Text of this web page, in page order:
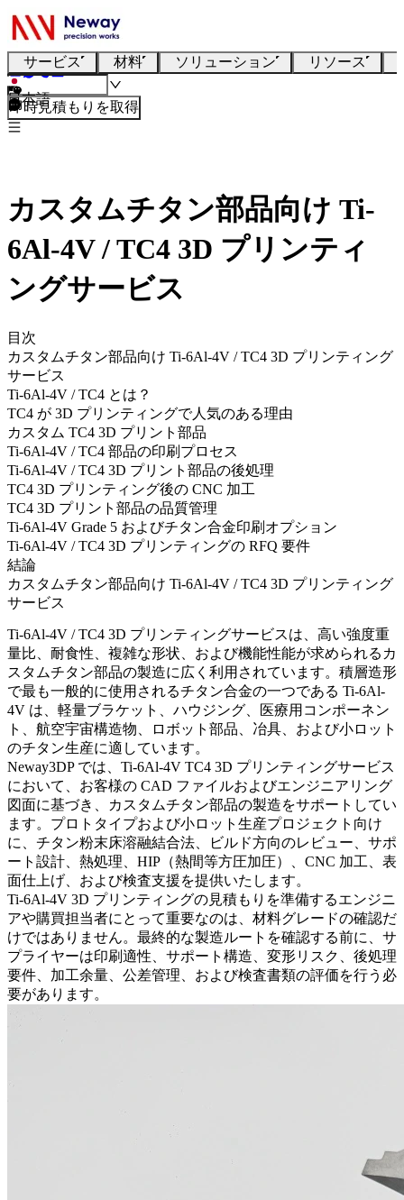
サービス 材料 ソリューション リソース
日本語
即時見積もりを取得
カスタムチタン部品向け Ti-
6Al-4V / TC4 3D プリンティ
ングサービス
目次
カスタムチタン部品向け Ti-6Al-4V / TC4 3D プリンティング
サービス
Ti-6Al-4V / TC4 とは？
TC4 が 3D プリンティングで人気のある理由
カスタム TC4 3D プリント部品
Ti-6Al-4V / TC4 部品の印刷プロセス
Ti-6Al-4V / TC4 3D プリント部品の後処理
TC4 3D プリンティング後の CNC 加工
TC4 3D プリント部品の品質管理
Ti-6Al-4V Grade 5 およびチタン合金印刷オプション
Ti-6Al-4V / TC4 3D プリンティングの RFQ 要件
結論
カスタムチタン部品向け Ti-6Al-4V / TC4 3D プリンティング
サービス
Ti-6Al-4V / TC4 3D プリンティングサービスは、高い強度重
量比、耐食性、複雑な形状、および機能性能が求められるカ
スタムチタン部品の製造に広く利用されています。積層造形
で最も一般的に使用されるチタン合金の一つである Ti-6Al-
4V は、軽量ブラケット、ハウジング、医療用コンポーネン
ト、航空宇宙構造物、ロボット部品、冶具、および小ロット
のチタン生産に適しています。
Neway3DP では、 Ti-6Al-4V TC4 3D プリンティングサービス
において、お客様の CAD ファイルおよびエンジニアリング
図面に基づき、カスタムチタン部品の製造をサポートしてい
ます。プロトタイプおよび小ロット生産プロジェクト向け
に、チタン粉末床溶融結合法、ビルド方向のレビュー、サポ
ート設計、熱処理、HIP（熱間等方圧加圧）、CNC 加工、表
面仕上げ、および検査支援を提供いたします。
Ti-6Al-4V 3D プリンティングの見積もりを準備するエンジニ
アや購買担当者にとって重要なのは、材料グレードの確認だ
けではありません。最終的な製造ルートを確認する前に、サ
プライヤーは印刷適性、サポート構造、変形リスク、後処理
要件、加工余量、公差管理、および検査書類の評価を行う必
要があります。